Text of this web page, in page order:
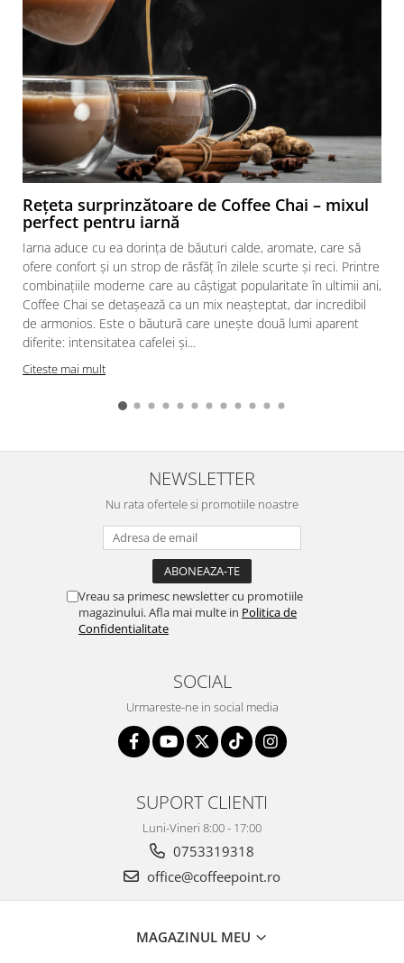
Rețeta surprinzătoare de Coffee Chai – mixul
perfect pentru iarnă
Iarna aduce cu ea dorința de băuturi calde, aromate, care să
ofere confort și un strop de răsfăț în zilele scurte și reci. Printre
combinațiile moderne care au câștigat popularitate în ultimii ani,
Coffee Chai se detașează ca un mix neașteptat, dar incredibil
de armonios. Este o băutură care unește două lumi aparent
diferite: intensitatea cafelei și...
Citeste mai mult
NEWSLETTER
Nu rata ofertele si promotiile noastre
Vreau sa primesc newsletter cu promotiile
magazinului. Afla mai multe in Politica de
Confidentialitate
SOCIAL
Urmareste-ne in social media
SUPORT CLIENTI
Luni-Vineri 8:00 - 17:00
0753319318
office@coffeepoint.ro
MAGAZINUL MEU